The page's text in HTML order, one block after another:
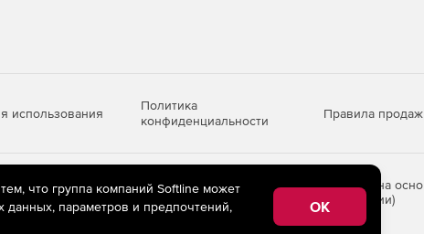
использования
Политика
конфиденциальности
Правила
(информационные технологии предоставления информации на
находящихся на территории Российской Федерации)
что группа компаний Softline может
параметров и предпочтений,
OK